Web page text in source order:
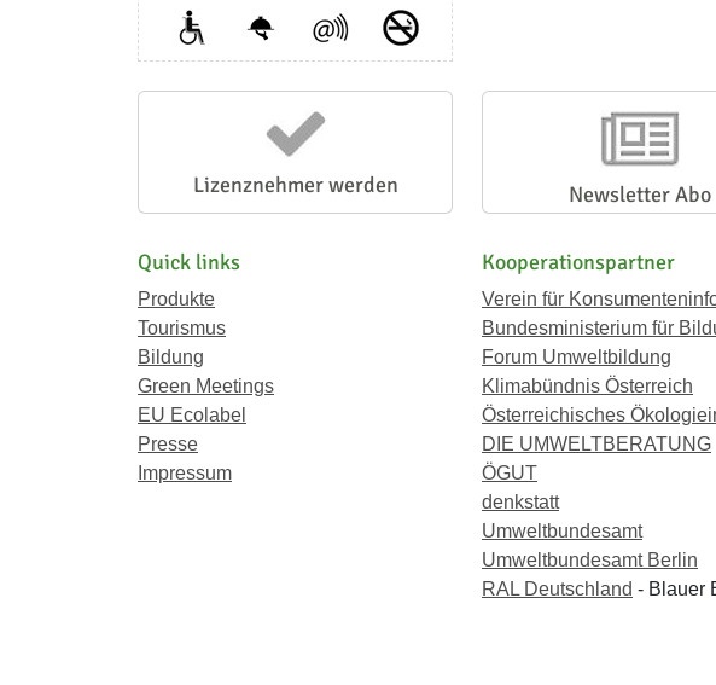
Lizenznehmer werden Newsletter Abo
Quick links
Produkte
Tourismus
Bildung
Green Meetings
EU Ecolabel
Presse
Impressum
Kooperationspartner
Verein für
Bundesministerium für
Forum Umweltbildung
Klimabündnis Österreich
Österreichisches
DIE UMWELTBERATUNG
ÖGUT
denkstatt
Umweltbundesamt
Umweltbundesamt Berlin
RAL Deutschland - Blauer